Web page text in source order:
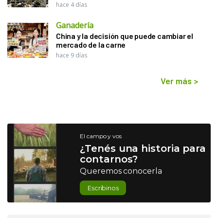
hace 4 días
Ganadería
China y la decisión que puede cambiar el
mercado de la carne
hace 9 días
Ver más >
El campo y vos
¿Tenés una historia para
contarnos?
Queremos conocerla
Escribinos